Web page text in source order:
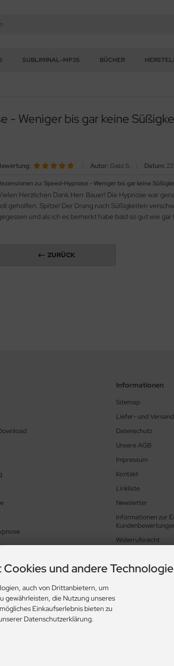
SUBLIMINAL-MP3S BÜCHER
- Weniger bis gar keine
Autor: Gabi S. Datum:
zu: Speed-Hypnose - Weniger bis gar keine
Herzlichen Dank Herr Bauer! Die Hypnose war
geholfen. Spitze! Der Drang nach Süßigkeiten
und als ich es bemerkt habe bald so gut wie
ZURÜCK
steigern
Informationen
Sitemap
Liefer- und
Datenschutz
Unsere AGB
Impressum
Kontakt
Linkliste
Newsletter
Informationen zur
Widerrufsrecht
und andere
auch von Drittanbietern, um
gewährleisten, die Nutzung unseres
Einkaufserlebnis bieten zu
Datenschutzerklärung.